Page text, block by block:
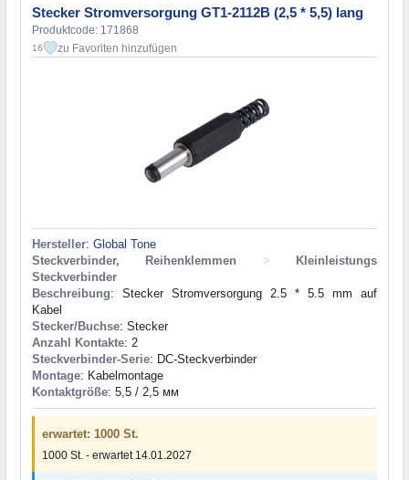
Stecker Stromversorgung GT1-2112B (2,5 * 5,5) lang
Produktcode: 171868
16 zu Favoriten hinzufügen
Hersteller: Global Tone
Steckverbinder, Reihenklemmen
>
Kleinleistungs
Steckverbinder
Beschreibung: Stecker Stromversorgung 2.5 * 5.5 mm auf
Kabel
Stecker/Buchse: Stecker
Anzahl Kontakte: 2
Steckverbinder-Serie: DC-Steckverbinder
Montage: Kabelmontage
Kontaktgröße: 5,5 / 2,5 мм
erwartet: 1000 St.
1000 St. - erwartet 14.01.2027